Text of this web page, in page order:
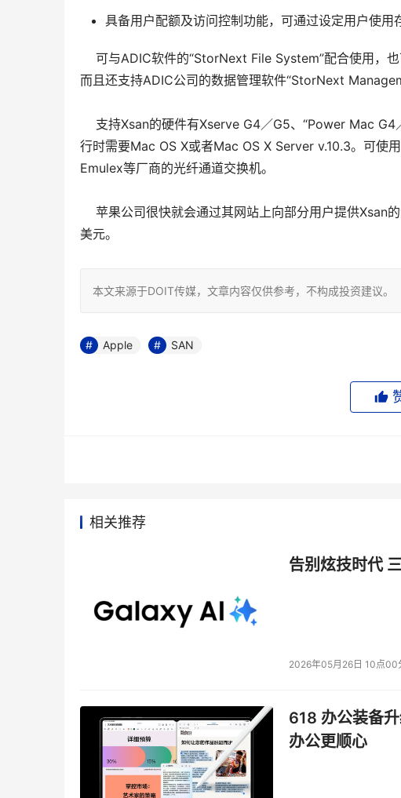
具备用户配额及访问控制功能，可通过设定用户使用
可与ADIC软件的“StorNext File System”配合使用，
而且还支持ADIC公司的数据管理软件“StorNext
支持Xsan的硬件有Xserve G4／G5、“Power Mac
行时需要Mac OS X或者Mac OS X Server v.10.3。可使
Emulex等厂商的光纤通道交换机。
苹果公司很快就会通过其网站上向部分用户提供Xsan
美元。
本文来源于DOIT传媒，文章内容仅供参考，不构成投资建议。
Apple SAN
相关推荐
告别炫技时代
2026年05月26日 10点00
618 办公装备
办公更顺心